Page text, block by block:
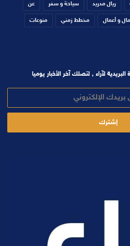
ريال مدريد سياحة و سفر عن
مال و أعمال مخطط زمني منوعات
لآراء , لتصلك آخر الأخبار يوميا